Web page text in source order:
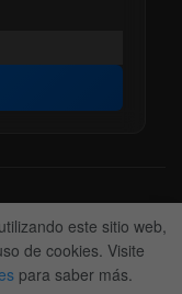
Nuestro Equipoeste sitio web,
de cookies. Visite
para saber más.